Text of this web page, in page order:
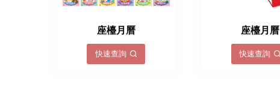
座檯月曆
快速查詢
座檯月曆
快速查詢